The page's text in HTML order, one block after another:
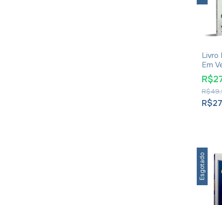
Livro
Em
Esgotado